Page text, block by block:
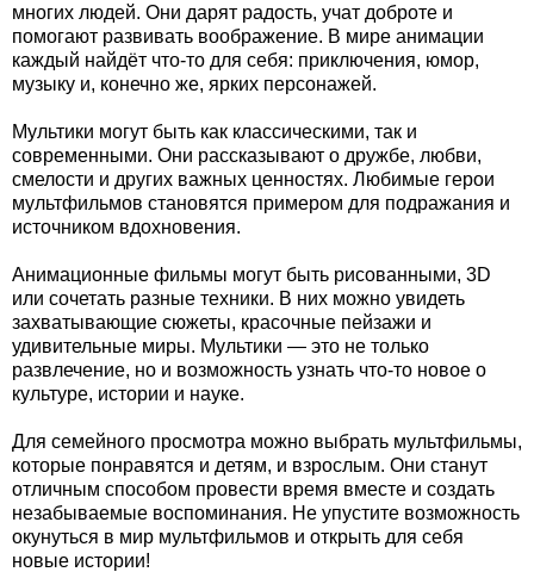
многих людей. Они дарят радость, учат доброте и
помогают развивать воображение. В мире анимации
каждый найдёт что-то для себя: приключения, юмор,
музыку и, конечно же, ярких персонажей.
Мультики могут быть как классическими, так и
современными. Они рассказывают о дружбе, любви,
смелости и других важных ценностях. Любимые герои
мультфильмов становятся примером для подражания и
источником вдохновения.
Анимационные фильмы могут быть рисованными, 3D
или сочетать разные техники. В них можно увидеть
захватывающие сюжеты, красочные пейзажи и
удивительные миры. Мультики — это не только
развлечение, но и возможность узнать что-то новое о
культуре, истории и науке.
Для семейного просмотра можно выбрать мультфильмы,
которые понравятся и детям, и взрослым. Они станут
отличным способом провести время вместе и создать
незабываемые воспоминания. Не упустите возможность
окунуться в мир мультфильмов и открыть для себя
новые истории!